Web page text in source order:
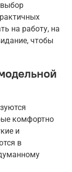
на работу, на
чтобы
комфортно
и
в